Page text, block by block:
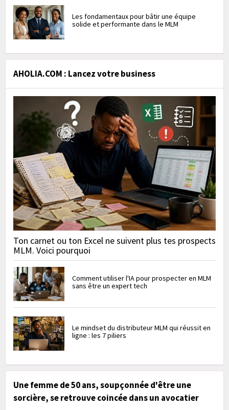
Les fondamentaux pour bâtir une équipe
solide et performante dans le MLM
AHOLIA.COM : Lancez votre business
Ton carnet ou ton Excel ne suivent plus tes prospects
MLM. Voici pourquoi
Comment utiliser l'IA pour prospecter en MLM
sans être un expert tech
Le mindset du distributeur MLM qui réussit en
ligne : les 7 piliers
Une femme de 50 ans, soupçonnée d'être une
sorcière, se retrouve coincée dans un avocatier